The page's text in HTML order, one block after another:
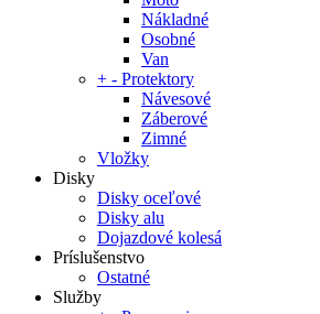
Nákladné
Osobné
Van
+ - Protektory
Návesové
Záberové
Zimné
Vložky
Disky
Disky oceľové
Disky alu
Dojazdové kolesá
Príslušenstvo
Ostatné
Služby